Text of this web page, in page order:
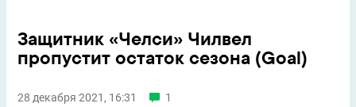
Защитник «Челси» Чилвел
пропустит остаток сезона (Goal)
28 декабря 2021, 16:31 1